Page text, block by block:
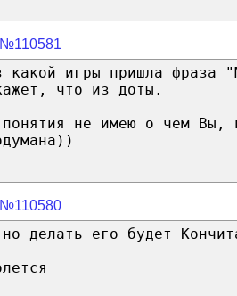
№110581
какой игры пришла
что из доты.
не имею о чем Вы,
№110580
делать его будет